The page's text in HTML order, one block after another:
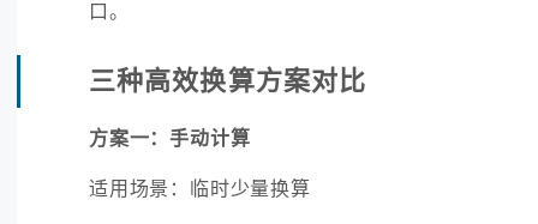
口。
三种高效换算方案对比
方案一：手动计算
适用场景：临时少量换算